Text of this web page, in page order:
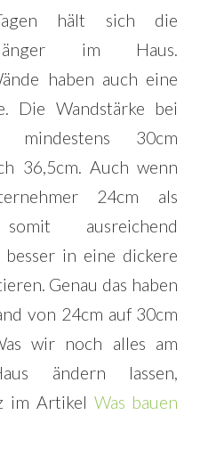
hält sich die
länger im Haus.
haben auch eine
Die Wandstärke bei
mindestens 30cm
36,5cm. Auch wenn
24cm als
ausreichend
besser in eine dickere
Genau das haben
von 24cm auf 30cm
wir noch alles am
ändern lassen,
im Artikel Was bauen